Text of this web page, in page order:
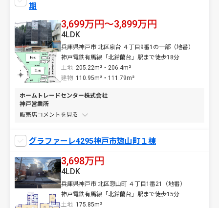
期
3,699万円〜3,899万円
兵庫県神戸市 北区泉台 ４丁目9番1の一部（地番）
神戸電鉄有馬線「北鈴蘭台」駅まで徒歩18分
土地 205.22m²・206.4m²
4LDK
建物 110.95m²・111.79m²
ホームトレードセンター株式会社
神戸営業所
販売店コメントを
グラファーレ4295神戸市惣山町１棟
3,698万円
兵庫県神戸市 北区惣山町 ４丁目1番21（地番）
神戸電鉄有馬線「北鈴蘭台」駅まで徒歩15分
土地 175.85m²
4LDK